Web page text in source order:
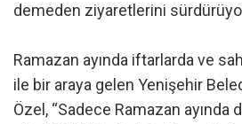
demeden ziyaretlerini
Ramazan ayında iftarlarda ve
ile bir araya gelen Yenişehir
Özel, “Sadece Ramazan ayında